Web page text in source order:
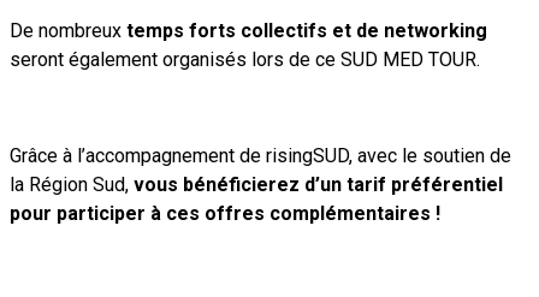
De nombreux temps forts collectifs et de networking
seront également organisés lors de ce SUD MED TOUR.
Grâce à l’accompagnement de risingSUD, avec le soutien de
la Région Sud, vous bénéficierez d’un tarif préférentiel
pour participer à ces offres complémentaires !